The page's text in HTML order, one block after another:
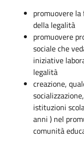
promuovere
della legalità
promuovere
sociale che
iniziative
legalità
creazione,
istituzioni
anni ) nel
comunità